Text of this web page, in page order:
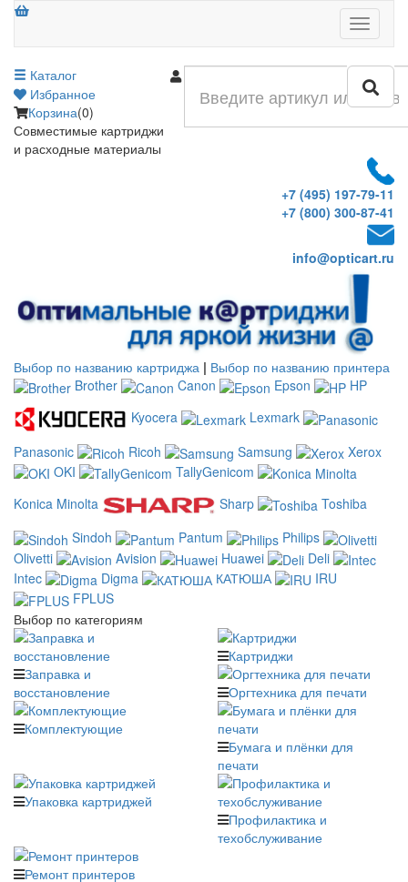
Меню
Каталог
Избранное
Корзина(0)
Совместимые картриджи
и расходные материалы
+7 (495) 197-79-11
+7 (800) 300-87-41
info@opticart.ru
Выбор по названию картриджа | Выбор по названию принтера
Brother
Canon Epson
HP
Kyocera
Lexmark
Panasonic
Ricoh Samsung
Xerox
OKI
TallyGenicom
Konica Minolta
Sharp
Toshiba
Sindoh
Pantum
Philips
Olivetti
Avision Huawei
Deli
Intec
Digma КАТЮША
IRU
FPLUS
Выбор по категориям
Заправка и
восстановление
Картриджи
Оргтехника для печати
Комплектующие
Бумага и плёнки для
печати
Упаковка картриджей
Профилактика и
техобслуживание
Ремонт принтеров